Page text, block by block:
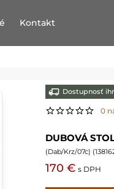
Kontakt
Dostupnosť
0
DUBOVÁ
(Dab/Krz/07c) (
170 € s DPH